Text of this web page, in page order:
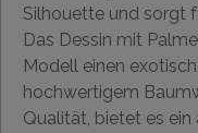
Silhouette und sorgt
Das Dessin mit
Modell einen
hochwertigem
Qualität, bietet es